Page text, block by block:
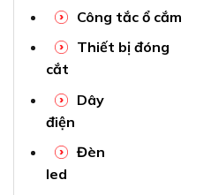
Công tắc ổ cắm
Thiết bị đóng
cắt
Dây
điện
Đèn
led